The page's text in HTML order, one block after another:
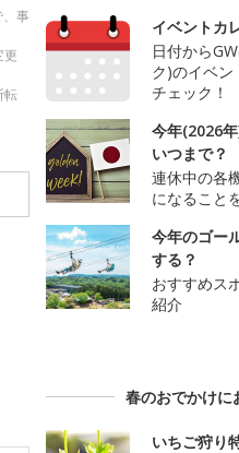
事
更
転
イベントカ
日付から
ク)のイベン
チェック！
今年(2026
いつまで？
連休中の各
になること
今年のゴー
する？
おすすめス
紹介
春のおでかけに
いちご狩り